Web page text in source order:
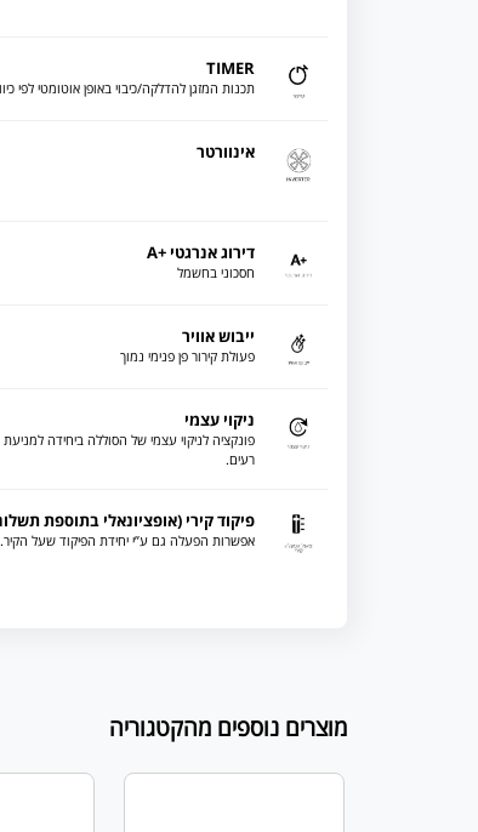
TIMER
תכנות המזגן להדלקה/כיבוי באופן אוטומטי לפי
אינוורטר
דירוג אנרגטי +A
חסכוני בחשמל
ייבוש אוויר
פעולת קירור פן פנימי נמוך
ניקוי עצמי
פונקציה לניקוי עצמי של הסוללה ביחידה למניעת
רעים.
פיקוד קירי (אופציונאלי בתוספת
אפשרות הפעלה גם ע”י יחידת הפיקוד שעל הקיר.
מוצרים נוספים מהקטגוריה